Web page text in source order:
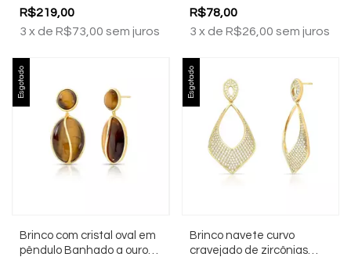
R$219,00
3 x de R$73,00 sem juros
R$78,00
3 x de R$26,00 sem juros
Esgotado
Brinco com cristal oval em
pêndulo Banhado a ouro
Esgotado
Brinco navete curvo
cravejado de zircônias